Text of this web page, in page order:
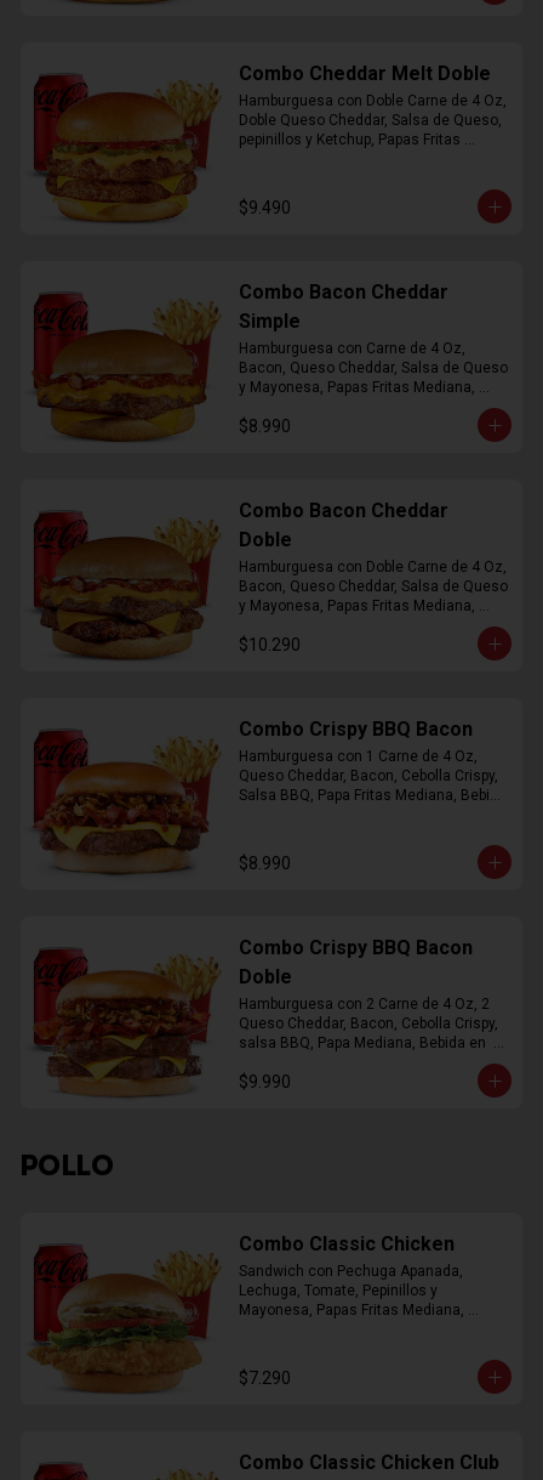
Combo Cheddar Melt Doble
Hamburguesa con Doble Carne de 4 Oz,
Doble Queso Cheddar, Salsa de Queso,
pepinillos y Ketchup, Papas Fritas
$9.490
Combo Bacon Cheddar
Simple
Hamburguesa con Carne de 4 Oz,
Bacon, Queso Cheddar, Salsa de Queso
y Mayonesa, Papas Fritas Mediana,
$8.990
Combo Bacon Cheddar
Doble
Hamburguesa con Doble Carne de 4 Oz,
Bacon, Queso Cheddar, Salsa de Queso
y Mayonesa, Papas Fritas Mediana,
$10.290
Combo Crispy BBQ Bacon
Hamburguesa con 1 Carne de 4 Oz,
Queso Cheddar, Bacon, Cebolla Crispy,
Salsa BBQ, Papa Fritas Mediana, Bebida
$8.990
Combo Crispy BBQ Bacon
Doble
Hamburguesa con 2 Carne de 4 Oz, 2
Queso Cheddar, Bacon, Cebolla Crispy,
salsa BBQ, Papa Mediana, Bebida en
$9.990
POLLO
Combo Classic Chicken
Sandwich con Pechuga Apanada,
Lechuga, Tomate, Pepinillos y
Mayonesa, Papas Fritas Mediana,
$7.290
Combo Classic Chicken Club